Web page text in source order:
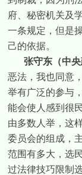
府、秘密机关及
一条规定，但是
己的依据。
张守东（中央
恶法，我也同意
举有广泛的参与
能会使人感到很
由多数人举，这
委员会的组成，
范围有多大，选
过法律技巧限制